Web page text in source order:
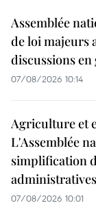
Assemblée
de loi majeurs
discussions
07/08/2026 10:14
Agriculture et
L'Assemblée
simplification
administratives
07/08/2026 10:01